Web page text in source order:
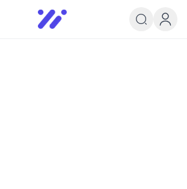
Infoedu
Ta&#039;lim xabarlari va